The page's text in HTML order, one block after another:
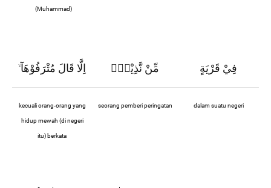
(Muhammad)
ۙاِلَّا قَالَ مُتْرَفُوْهَآ مِّنْ نَّذِيْرٍۙ فِيْ قَرْيَةٍ
kecuali orang-orang yang
hidup mewah (di negeri
itu) berkata
seorang pemberi peringatan dalam suatu negeri